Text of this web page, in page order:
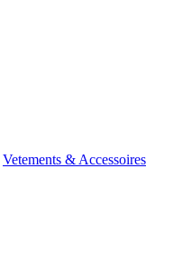
Vetements & Accessoires